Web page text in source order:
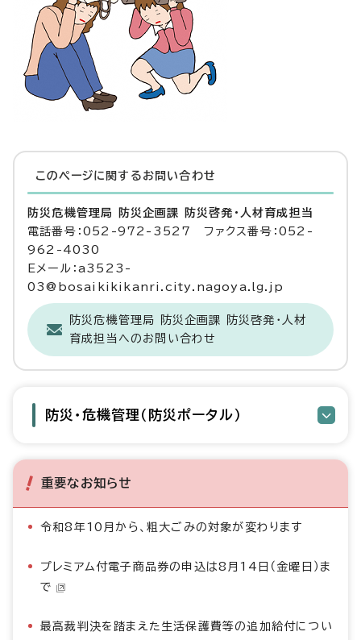
このページに関する お問い合わせ
防災危機管理局 防災企画課 防災啓発・人材育成担当
電話番号：052-972-3527 ファクス番号：052-
962-4030
Eメール：a3523-
03@bosaikikikanri.city.nagoya.lg.jp
防災危機管理局 防災企画課 防災啓発・人材
育成担当へのお問い合わせ
防災・危機管理（防災ポータル）
重要なお知らせ
令和8年10月から、粗大ごみの対象が変わります
プレミアム付電子商品券の申込は8月14日（金曜日）ま
で
最高裁判決を踏まえた生活保護費等の追加給付につい